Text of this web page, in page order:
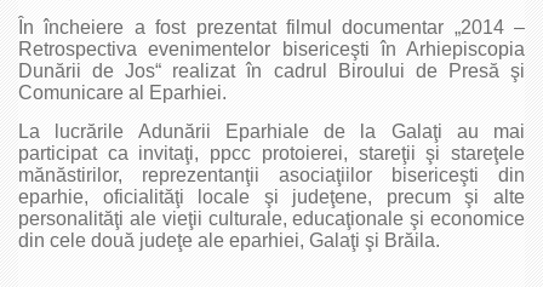
În încheiere a fost prezentat filmul documentar „2014 –
Retrospectiva evenimentelor bisericeşti în Arhiepiscopia
Dunării de Jos“ realizat în cadrul Biroului de Presă şi
Comunicare al Eparhiei.
La lucrările Adunării Eparhiale de la Galaţi au mai
participat ca invitaţi, ppcc protoierei, stareţii şi stareţele
mănăstirilor, reprezentanţii asociaţiilor bisericeşti din
eparhie, oficialităţi locale şi judeţene, precum şi alte
personalităţi ale vieţii culturale, educaţionale şi economice
din cele două judeţe ale eparhiei, Galaţi şi Brăila.